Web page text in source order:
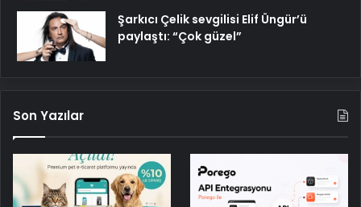
Şarkıcı Çelik sevgilisi Elif Üngür’ü
paylaştı: “Çok güzel”
Son Yazılar